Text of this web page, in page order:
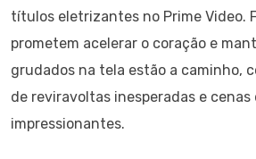
títulos eletrizantes no Prime Video.
prometem acelerar o coração e
grudados na tela estão a caminho,
de reviravoltas inesperadas e cenas
impressionantes.